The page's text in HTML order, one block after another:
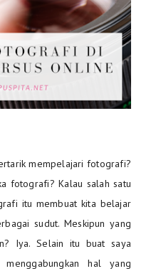
mempelajari fotografi?
fotografi? Kalau salah satu
itu membuat kita belajar
sudut. Meskipun yang
Iya. Selain itu buat saya
hal yang